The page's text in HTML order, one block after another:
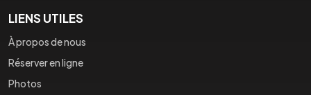
LIENS UTILES
À propos de nous
Réserver en ligne
Photos